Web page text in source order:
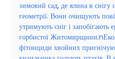
зимовий сад, де ялина в снігу
геометрії. Вони очищують
утримують сніг і запобігають
горбистої
фітонциди хвойних